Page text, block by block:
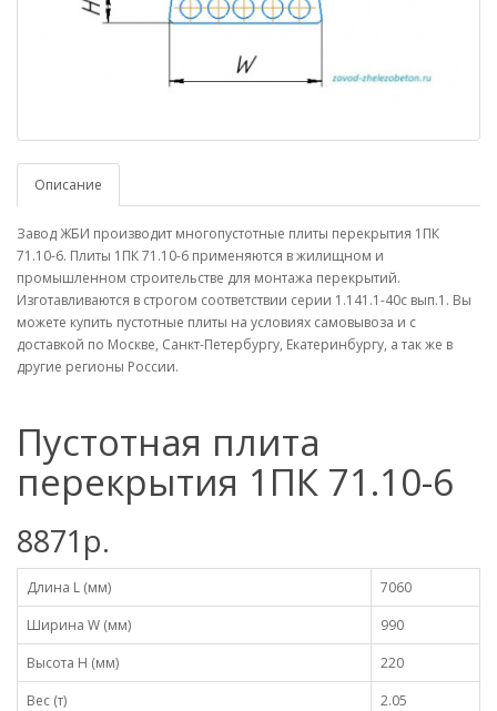
Описание
Завод ЖБИ производит многопустотные плиты перекрытия 1ПК
71.10-6. Плиты 1ПК 71.10-6 применяются в жилищном и
промышленном строительстве для монтажа перекрытий.
Изготавливаются в строгом соответствии серии 1.141.1-40с вып.1. Вы
можете купить пустотные плиты на условиях самовывоза и с
доставкой по Москве, Санкт-Петербургу, Екатеринбургу, а так же в
другие регионы России.
Пустотная плита
перекрытия 1ПК 71.10-6
8871р.
Длина L (мм)
7060
Ширина W (мм)
990
Высота H (мм)
220
Вес (т)
2.05